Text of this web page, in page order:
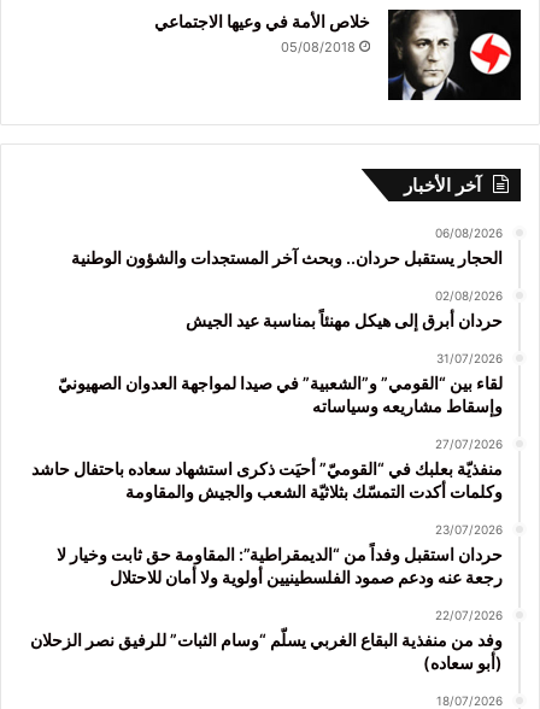
خلاص الأمة في وعيها الاجتماعي
05/08/2018
آخر الأخبار
06/08/2026
الحجار يستقبل حردان.. وبحث آخر المستجدات والشؤون الوطنية
02/08/2026
حردان أبرق إلى هيكل مهنئاً بمناسبة عيد الجيش
31/07/2026
لقاء بين “القومي” و”الشعبية” في صيدا لمواجهة العدوان الصهيونيّ
وإسقاط مشاريعه وسياساته
27/07/2026
منفذيّة بعلبك في “القوميّ” أحيَت ذكرى استشهاد سعاده باحتفال حاشد
وكلمات أكدت التمسّك بثلاثيّة الشعب والجيش والمقاومة
23/07/2026
حردان استقبل وفداً من “الديمقراطية”: المقاومة حق ثابت وخيار لا
رجعة عنه ودعم صمود الفلسطينيين أولوية ولا أمان للاحتلال
22/07/2026
وفد من منفذية البقاع الغربي يسلّم “وسام الثبات” للرفيق نصر الزحلان
(أبو سعاده)
18/07/2026